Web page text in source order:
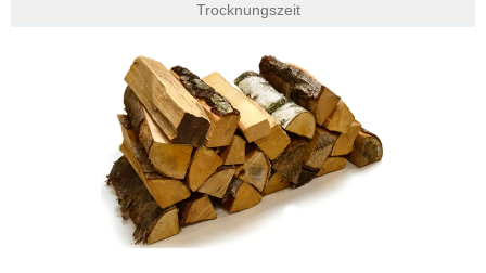
Trocknungszeit